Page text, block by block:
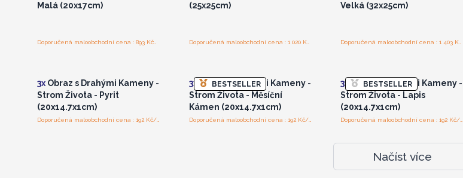
Malá (20x17cm)
(25x25cm)
Doporučená maloobchodní cena : 1 020 Kč/kus
Velká (32x25cm)
3x Obraz s Drahými Kameny -
Strom Života - Pyrit
(20x14.7x1cm)
BESTSELLER
3x Obraz s Drahými Kameny -
Strom Života - Měsíční
Kámen (20x14.7x1cm)
Doporučená maloobchodní cena : 192 Kč/kus
BESTSELLER
3x
Obraz s Drahými Kameny -
Strom Života - Lapis
(20x14.7x1cm)
Načíst více